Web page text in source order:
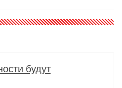
будут